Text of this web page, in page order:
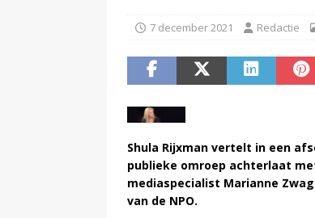
7 december 2021 Redactie
Shula Rijxman vertelt in een
publieke omroep achterlaat
mediaspecialist Marianne
van de NPO.